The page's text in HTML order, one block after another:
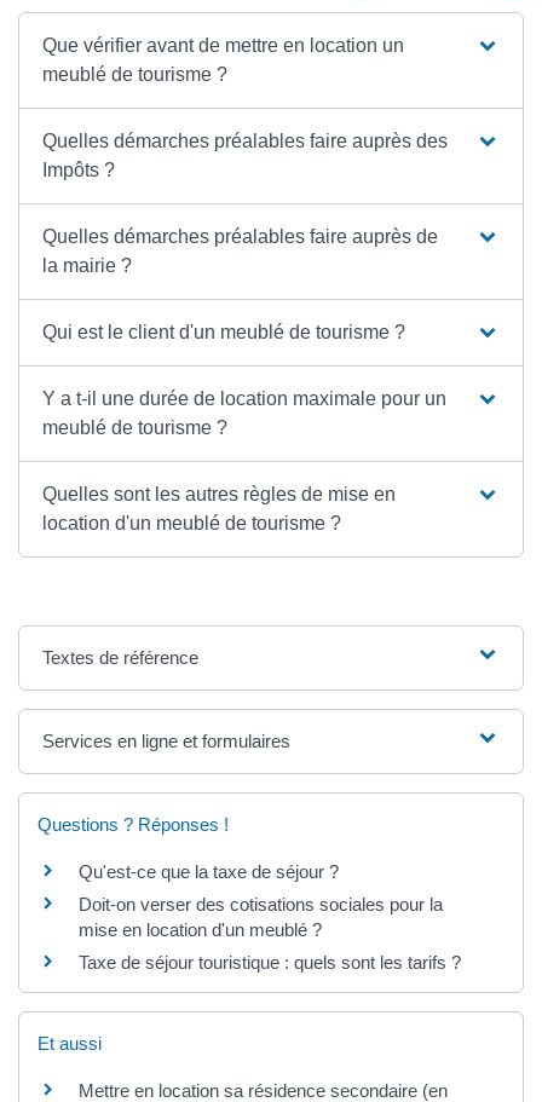
Que vérifier avant de mettre en location un
meublé de tourisme ?
Quelles démarches préalables faire auprès des
Impôts ?
Quelles démarches préalables faire auprès de
la mairie ?
Qui est le client d'un meublé de tourisme ?
Y a t-il une durée de location maximale pour un
meublé de tourisme ?
Quelles sont les autres règles de mise en
location d'un meublé de tourisme ?
Textes de référence
Services en ligne et formulaires
Questions ? Réponses !
Qu'est-ce que la taxe de séjour ?
Doit-on verser des cotisations sociales pour la
mise en location d'un meublé ?
Taxe de séjour touristique : quels sont les tarifs ?
Et aussi
Mettre en location sa résidence secondaire (en